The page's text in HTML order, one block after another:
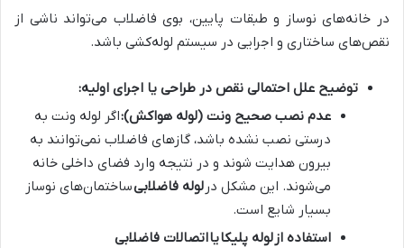
در خانه‌های نوساز و طبقات پایین، بوی فاضلاب می‌تواند ناشی از
نقص‌های ساختاری و اجرایی در سیستم لوله‌کشی باشد.
توضیح علل احتمالی نقص در طراحی یا اجرای اولیه:
عدم نصب صحیح ونت (لوله هواکش):اگر لوله ونت به
درستی نصب نشده باشد، گازهای فاضلاب نمی‌توانند به
بیرون هدایت شوند و در نتیجه وارد فضای داخلی خانه
می‌شوند. این مشکل در لوله فاضلابیساختمان‌های نوساز
بسیار شایع است.
استفاده از لوله پلیکایااتصالات فاضلابی